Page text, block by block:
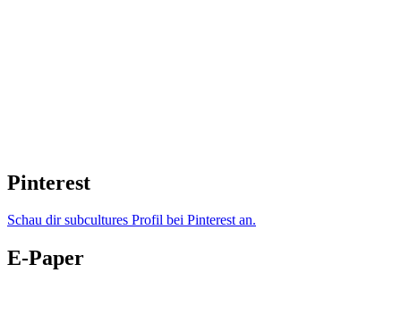
Pinterest
Schau dir subcultures Profil bei Pinterest an.
E-Paper